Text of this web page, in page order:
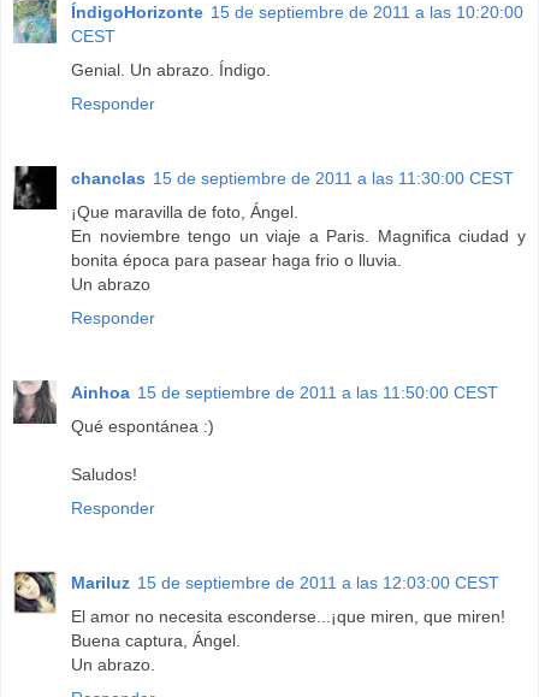
ÍndigoHorizonte 15 de septiembre de 2011 a las 10:20:00
CEST
Genial. Un abrazo. Índigo.
Responder
chanclas 15 de septiembre de 2011 a las 11:30:00 CEST
¡Que maravilla de foto, Ángel.
En noviembre tengo un viaje a Paris. Magnifica ciudad y
bonita época para pasear haga frio o lluvia.
Un abrazo
Responder
Ainhoa 15 de septiembre de 2011 a las 11:50:00 CEST
Qué espontánea :)
Saludos!
Responder
Mariluz 15 de septiembre de 2011 a las 12:03:00 CEST
El amor no necesita esconderse...¡que miren, que miren!
Buena captura, Ángel.
Un abrazo.